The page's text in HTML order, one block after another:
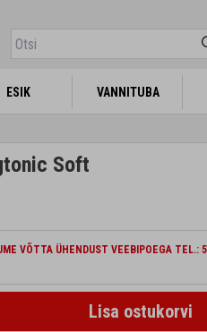
ESIK VANNITUBA
ESIK VANNITUBA
Soft
VÕTTA ÜHENDUST VEEBIPOEGA TEL.:
Lisa ostukorvi